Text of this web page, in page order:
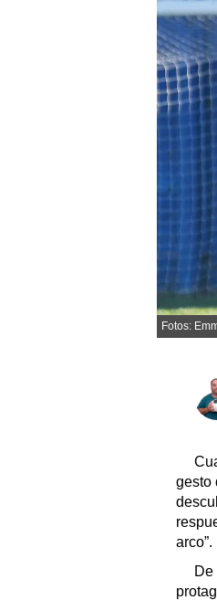
El
Fotos:
gesto
arco”.